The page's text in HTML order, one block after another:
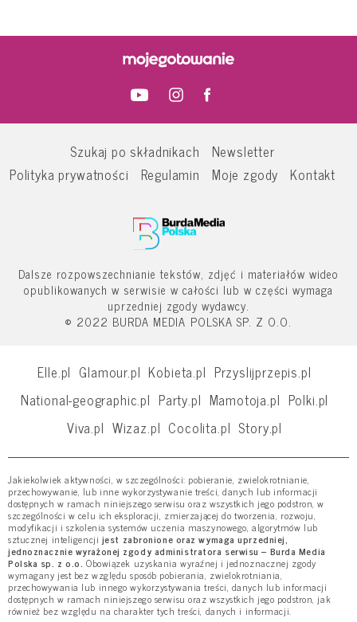
Szukaj po składnikach
Newsletter
Polityka prywatności
Regulamin Moje zgody Kontakt
Dalsze rozpowszechnianie tekstów, zdjęć i materiałów wideo
opublikowanych w serwisie w całości lub w części wymaga
uprzedniej zgody wydawcy.
© 2022 BURDA MEDIA POLSKA SP. Z O.O.
Elle.pl Glamour.pl Kobieta.pl Przyslijprzepis.pl
National-geographic.pl Party.pl Mamotoja.pl Polki.pl
Viva.pl Wizaz.pl Cocolita.pl Story.pl
Jakiekolwiek aktywności, w szczególności: pobieranie, zwielokrotnianie,
przechowywanie, lub inne wykorzystywanie treści, danych lub informacji
dostępnych w ramach niniejszego serwisu oraz wszystkich jego podstron, w
szczególności w celu ich eksploracji, zmierzającej do tworzenia, rozwoju,
modyfikacji i szkolenia systemów uczenia maszynowego, algorytmów lub
sztucznej inteligencji jest zabronione oraz wymaga uprzedniej,
jednoznacznie wyrażonej zgody administratora serwisu – Burda Media
Polska sp. z o.o. Obowiązek uzyskania wyraźnej i jednoznacznej zgody
wymagany jest bez względu sposób pobierania, zwielokrotniania,
przechowywania lub innego wykorzystywania treści, danych lub informacji
dostępnych w ramach niniejszego serwisu oraz wszystkich jego podstron, jak
również bez względu na charakter tych treści, danych i informacji.